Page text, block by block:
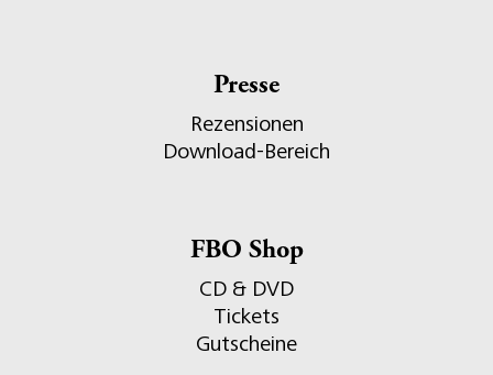
Presse
Rezensionen
Download-Bereich
FBO Shop
CD & DVD
Tickets
Gutscheine